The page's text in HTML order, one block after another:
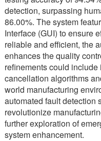
detection, surpassing
86.00%. The system
Interface (GUI) to ensure
reliable and efficient, the
enhances the quality
refinements could
cancellation algorithms
world manufacturing
automated fault detection
revolutionize
further exploration of
system enhancement.